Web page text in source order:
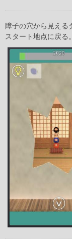
障子の穴から見える
スタート地点に戻る。